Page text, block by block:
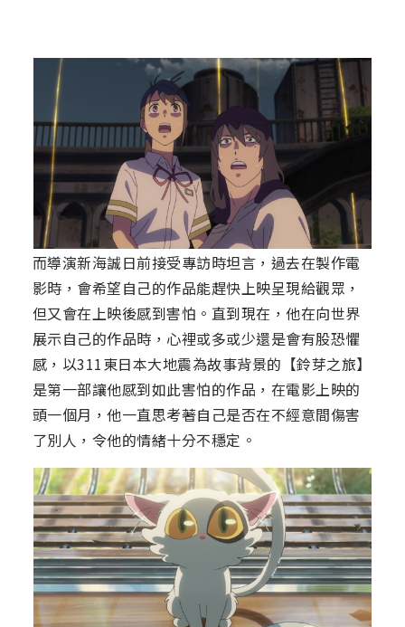
而導演新海誠日前接受專訪時坦言，過去在製作電
影時，會希望自己的作品能趕快上映呈現給觀眾，
但又會在上映後感到害怕。直到現在，他在向世界
展示自己的作品時，心裡或多或少還是會有股恐懼
感，以311東日本大地震為故事背景的【鈴芽之旅】
是第一部讓他感到如此害怕的作品，在電影上映的
頭一個月，他一直思考著自己是否在不經意間傷害
了別人，令他的情緒十分不穩定。